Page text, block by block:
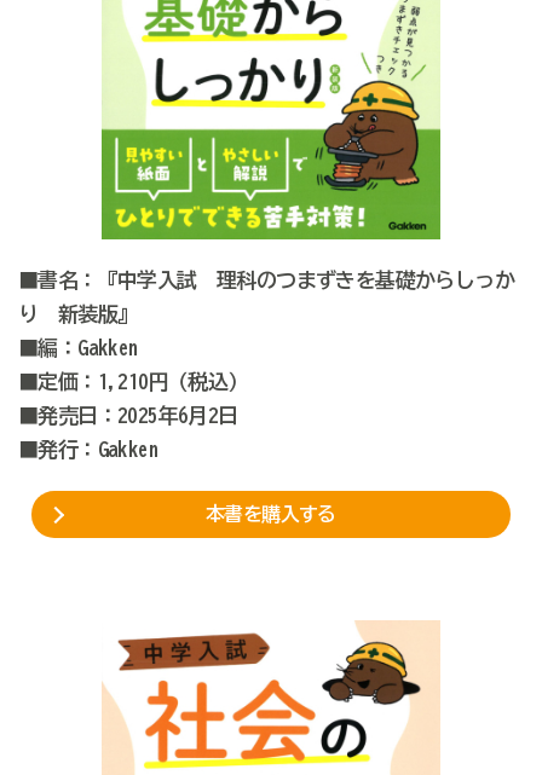
■書名：『中学入試 理科のつまずきを基礎からしっか
り 新装版』
■編：Gakken
■定価：1,210円（税込）
■発売日：2025年6月2日
■発行：Gakken
本書を購入する